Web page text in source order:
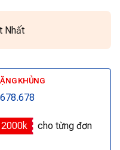
Nhất
KHỦNG
2000k
cho từng đơn